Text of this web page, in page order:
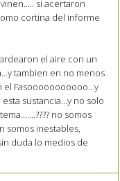
si acertaron
cortina del informe
el aire con un
tambien en no menos
el Fasooooooooooo...y
sustancia...y no solo
no somos
somos inestables,
duda lo medios de